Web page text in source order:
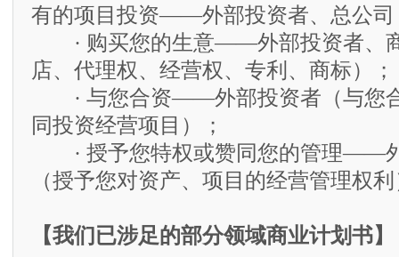
有的项目投资——外部投资者、总公司
· 购买您的生意——外部投资者、商
店、代理权、经营权、专利、商标）；
· 与您合资——外部投资者（与您合
同投资经营项目）；
· 授予您特权或赞同您的管理——
（授予您对资产、项目的经营管理权
【我们已涉足的部分领域商业计划书】